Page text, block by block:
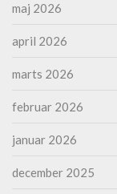
maj 2026
april 2026
marts 2026
februar 2026
januar 2026
december 2025